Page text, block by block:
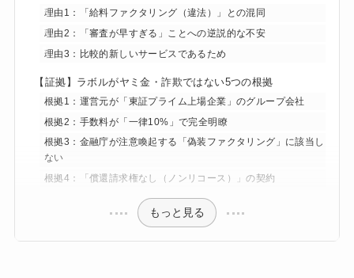
理由1：「給料ファクタリング（違法）」との混同
理由2：「審査が早すぎる」ことへの逆説的な不安
理由3：比較的新しいサービスであるため
【証拠】ラボルがヤミ金・詐欺ではない5つの根拠
根拠1：運営元が「東証プライム上場企業」のグループ会社
根拠2：手数料が「一律10%」で完全明瞭
根拠3：金融庁が注意喚起する「偽装ファクタリング」に該当し
ない
根拠4：「償還請求権なし（ノンリコース）」の契約
もっと見る